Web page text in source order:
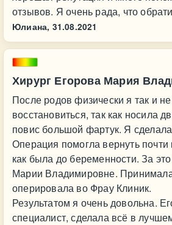
отзывов. Я очень рада, что
Юлиана, 31.08.2021
Хирург Егорова Мария
После родов физически я так и
восстановиться, так как носила
повис большой фартук. Я
Операция помогла вернуть почти
как была до беременности. За
Марии Владимировне.
оперировала во Фрау Клиник.
Результатом я очень довольна.
специалист, сделала всё в